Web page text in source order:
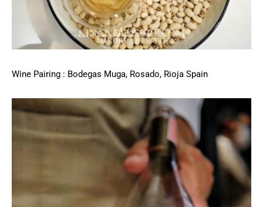
Wine Pairing : Bodegas Muga, Rosado, Rioja Spain